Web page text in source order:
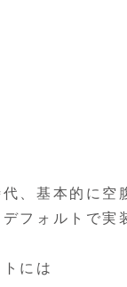
、基本的に
フォルトで実
には